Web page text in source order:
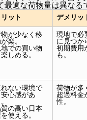
適な荷物量は異なる
ット デメリッ
が少なく移
楽。
での買い物
しめる。
現地で必
に見つか
初期費用
も。
ない環境で
安心感があ
の高い日本
使える。
荷物が多
超過料金
性。